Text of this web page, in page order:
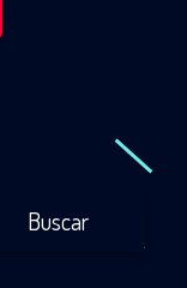
Buscar